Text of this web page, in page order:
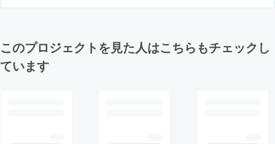
このプロジェクトを見た人はこちらもチェックし
ています